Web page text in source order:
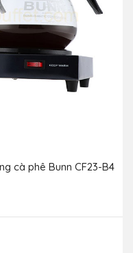
cà phê Bunn CF23-B4